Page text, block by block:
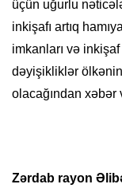
üçün uğurlu
inkişafı artıq
imkanları və
dəyişikliklər
olacağından xəbər
Zərdab rayon